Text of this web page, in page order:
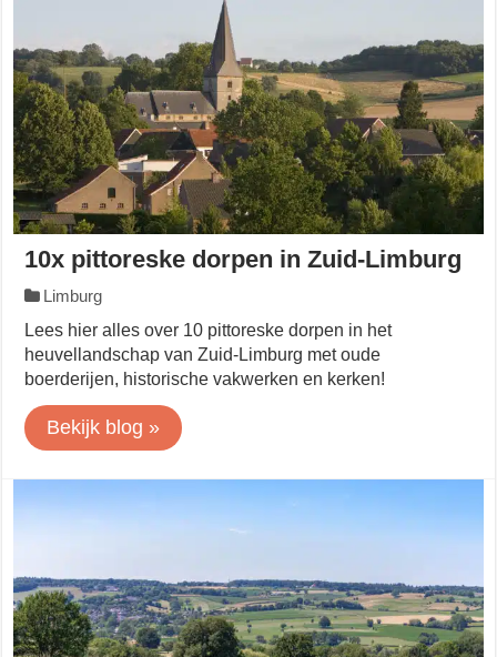
10x pittoreske dorpen in Zuid-Limburg
Limburg
Lees hier alles over 10 pittoreske dorpen in het
heuvellandschap van Zuid-Limburg met oude
boerderijen, historische vakwerken en kerken!
Bekijk blog »